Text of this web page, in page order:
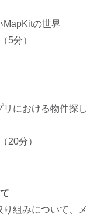
MapKitの世界
5分）
リにおける物件探し
20分）
組みについて、メ